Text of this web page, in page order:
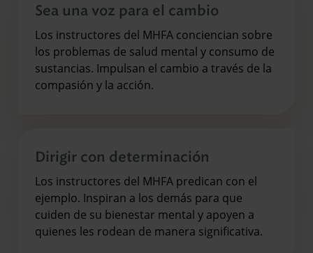
Sea una voz para el cambio
Los instructores del MHFA conciencian sobre
los problemas de salud mental y consumo de
sustancias. Impulsan el cambio a través de la
compasión y la acción.
Dirigir con determinación
Los instructores del MHFA predican con el
ejemplo. Inspiran a los demás para que
cuiden de su bienestar mental y apoyen a
quienes les rodean de manera significativa.